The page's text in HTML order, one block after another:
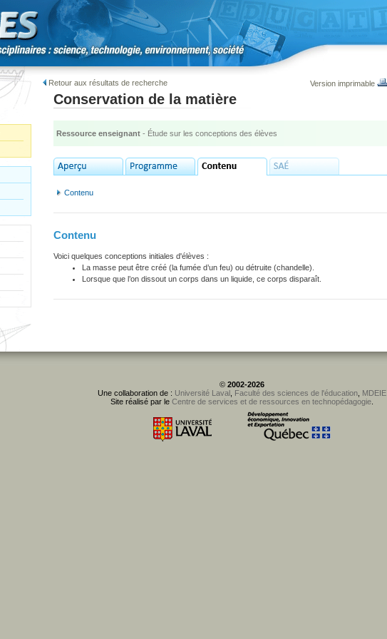
Retour aux résultats de recherche Version imprimable
Conservation de la matière
Ressource enseignant - Étude sur les conceptions des élèves
Contenu
Contenu
Voici quelques conceptions initiales d'élèves :
La masse peut être créé (la fumée d’un feu) ou détruite (chandelle).
Lorsque que l’on dissout un corps dans un liquide, ce corps disparaît.
© 2002-2026
Une collaboration de : Université Laval, Faculté des sciences de l'éducation, MDEIE
Site réalisé par le Centre de services et de ressources en technopédagogie.